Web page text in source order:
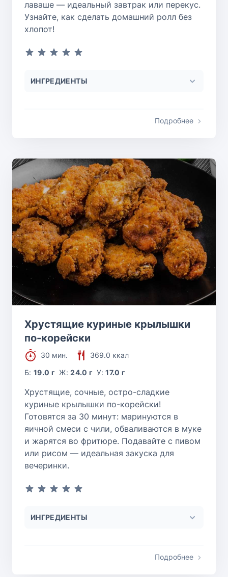
лаваше — идеальный завтрак или перекус.
Узнайте, как сделать домашний ролл без
хлопот!
ИНГРЕДИЕНТЫ
Подробнее
Хрустящие куриные крылышки
по-корейски
30 мин.
369.0 ккал
Б:19.0 г Ж:24.0 г У:17.0 г
Хрустящие, сочные, остро-сладкие
куриные крылышки по-корейски!
Готовятся за 30 минут: маринуются в
яичной смеси с чили, обваливаются в муке
и жарятся во фритюре. Подавайте с пивом
или рисом — идеальная закуска для
вечеринки.
ИНГРЕДИЕНТЫ
Подробнее